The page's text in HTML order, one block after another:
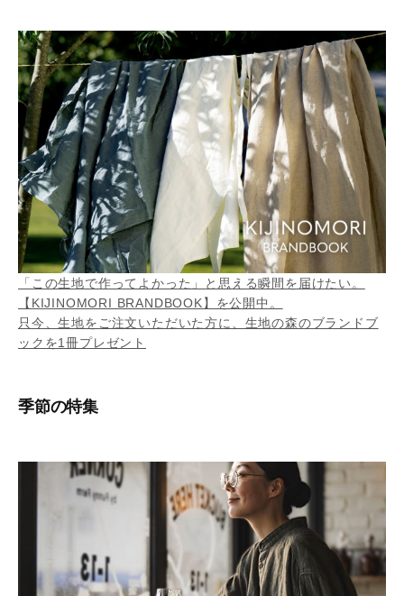
「この生地で作ってよかった」と思える瞬間を届けたい。
【KIJINOMORI BRANDBOOK】を公開中。
只今、生地をご注文いただいた方に、生地の森のブランドブ
ックを1冊プレゼント
季節の特集